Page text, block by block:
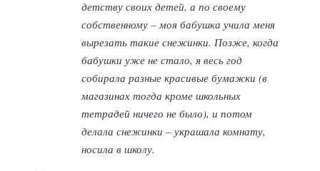
детству своих детей, а по своему
собственному – моя бабушка учила меня
вырезать такие снежинки. Позже, когда
бабушки уже не стало, я весь год
собирала разные красивые бумажки (в
магазинах тогда кроме школьных
тетрадей ничего не было), и потом
делала снежинки – украшала комнату,
носила в школу.